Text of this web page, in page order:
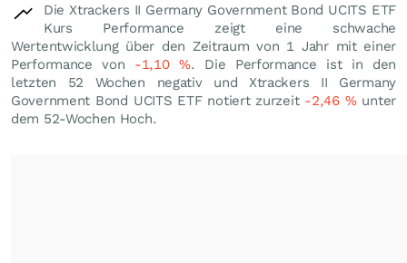
Die Xtrackers II Germany Government Bond UCITS ETF
Kurs Performance zeigt eine schwache
Wertentwicklung über den Zeitraum von 1 Jahr mit einer
Performance von -1,10%. Die Performance ist in den
letzten 52 Wochen negativ und Xtrackers II Germany
Government Bond UCITS ETF notiert zurzeit -2,46 %unter
dem 52-Wochen Hoch.